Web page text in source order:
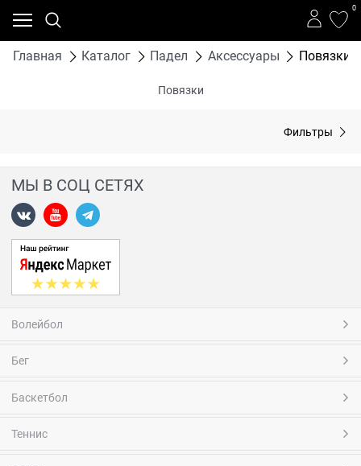
0
Главная Каталог Падел Аксессуары Повязки
Повязки
Фильтры
МЫ В СОЦ СЕТЯХ
Волейбол
Бег
Баскетбол
Теннис